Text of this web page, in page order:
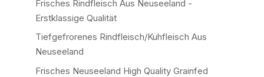
Frisches Rindfleisch Aus Neuseeland -
Erstklassige Qualität
Tiefgefrorenes Rindfleisch/Kuhfleisch Aus
Neuseeland
Frisches Neuseeland High Quality Grainfed